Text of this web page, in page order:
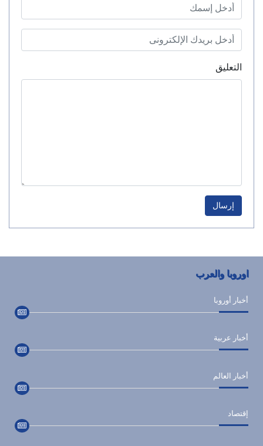
التعليق
إرسال
اوروبا والعرب
أخبار أوروبا
أخبار عربية
أخبار العالم
إقتصاد